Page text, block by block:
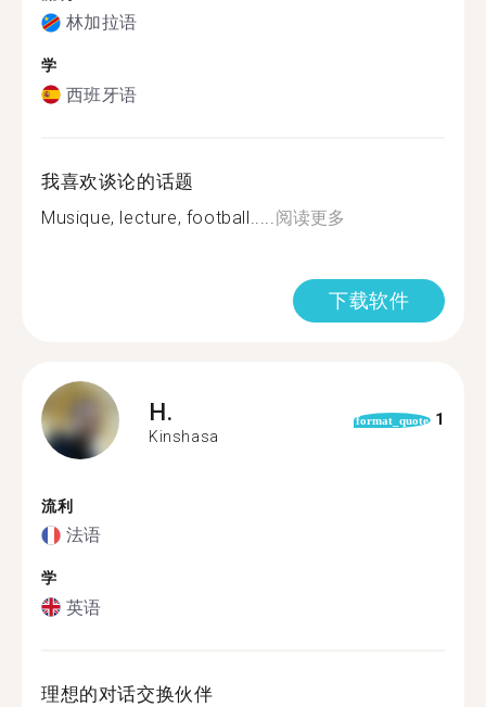
林加拉语
学
西班牙语
我喜欢谈论的话题
Musique, lecture, football..... 阅读更多
下载软件
H.
Kinshasa
format_quote 1
流利
法语
学
英语
理想的对话交换伙伴